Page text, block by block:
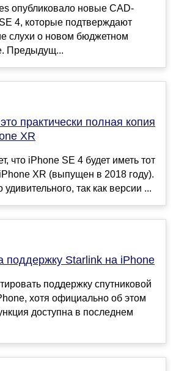
опубликовало новые CAD-
4, которые подтверждают
слухи о новом бюджетном
Предыдущ...
практически полная копия
XR
что iPhone SE 4 будет иметь тот
XR (выпущен в 2018 году).
удивительного, так как версии ...
поддержку Starlink на iPhone
поддержку спутниковой
хотя официально об этом
доступна в последнем